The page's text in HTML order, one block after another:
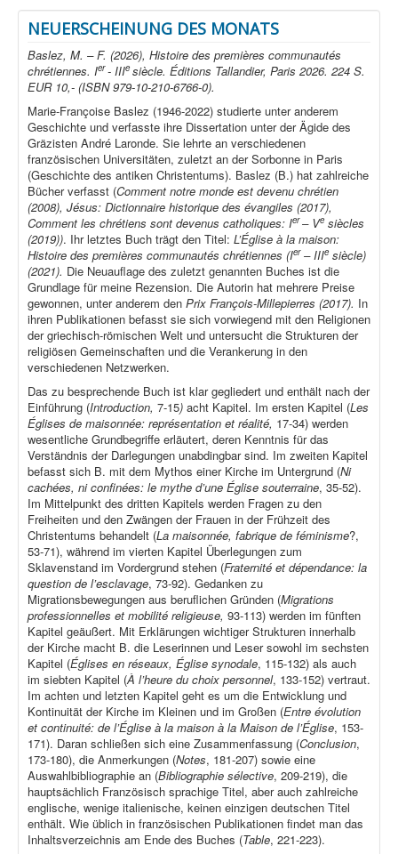
NEUERSCHEINUNG DES MONATS
Baslez, M. – F. (2026), Histoire des premières communautés
chrétiennes. Ier- IIIe siècle. Éditions Tallandier, Paris 2026. 224 S.
EUR 10,- (ISBN 979-10-210-6766-0).
Marie-Françoise Baslez (1946-2022) studierte unter anderem
Geschichte und verfasste ihre Dissertation unter der Ägide des
Gräzisten André Laronde. Sie lehrte an verschiedenen
französischen Universitäten, zuletzt an der Sorbonne in Paris
(Geschichte des antiken Christentums). Baslez (B.) hat zahlreiche
Bücher verfasst (Comment notre monde est devenu chrétien
(2008), Jésus: Dictionnaire historique des évangiles (2017),
Comment les chrétiens sont devenus catholiques: Ier– Ve siècles
(2019)). Ihr letztes Buch trägt den Titel: L’Église à la maison:
Histoire des premières communautés chrétiennes (Ier– IIIe siècle)
(2021). Die Neuauflage des zuletzt genannten Buches ist die
Grundlage für meine Rezension. Die Autorin hat mehrere Preise
gewonnen, unter anderem den Prix François-Millepierres (2017). In
ihren Publikationen befasst sie sich vorwiegend mit den Religionen
der griechisch-römischen Welt und untersucht die Strukturen der
religiösen Gemeinschaften und die Verankerung in den
verschiedenen Netzwerken.
Das zu besprechende Buch ist klar gegliedert und enthält nach der
Einführung (Introduction, 7-15) acht Kapitel. Im ersten Kapitel (Les
Églises de maisonnée: représentation et réalité, 17-34) werden
wesentliche Grundbegriffe erläutert, deren Kenntnis für das
Verständnis der Darlegungen unabdingbar sind. Im zweiten Kapitel
befasst sich B. mit dem Mythos einer Kirche im Untergrund (Ni
cachées, ni confinées: le mythe d’une Église souterraine, 35-52).
Im Mittelpunkt des dritten Kapitels werden Fragen zu den
Freiheiten und den Zwängen der Frauen in der Frühzeit des
Christentums behandelt (La maisonnée, fabrique de féminisme?,
53-71), während im vierten Kapitel Überlegungen zum
Sklavenstand im Vordergrund stehen (Fraternité et dépendance: la
question de l’esclavage, 73-92). Gedanken zu
Migrationsbewegungen aus beruflichen Gründen (Migrations
professionnelles et mobilité religieuse, 93-113) werden im fünften
Kapitel geäußert. Mit Erklärungen wichtiger Strukturen innerhalb
der Kirche macht B. die Leserinnen und Leser sowohl im sechsten
Kapitel (Églises en réseaux, Église synodale, 115-132) als auch
im siebten Kapitel (À l’heure du choix personnel, 133-152) vertraut.
Im achten und letzten Kapitel geht es um die Entwicklung und
Kontinuität der Kirche im Kleinen und im Großen (Entre évolution
et continuité: de l’Église à la maison à la Maison de l’Église, 153-
171). Daran schließen sich eine Zusammenfassung (Conclusion,
173-180), die Anmerkungen (Notes, 181-207) sowie eine
Auswahlbibliographie an (Bibliographie sélective, 209-219), die
hauptsächlich Französisch sprachige Titel, aber auch zahlreiche
englische, wenige italienische, keinen einzigen deutschen Titel
enthält. Wie üblich in französischen Publikationen findet man das
Inhaltsverzeichnis am Ende des Buches (Table, 221-223).